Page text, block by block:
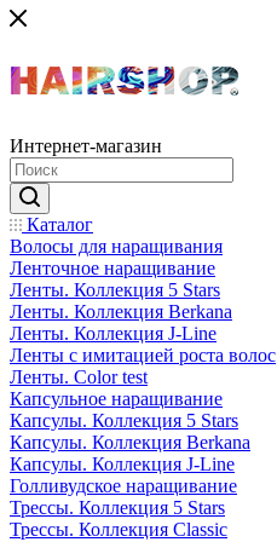
Интернет-магазин
Каталог
Волосы для наращивания
Ленточное наращивание
Ленты. Коллекция 5 Stars
Ленты. Коллекция Berkana
Ленты. Коллекция J-Line
Ленты с имитацией роста волос
Ленты. Color test
Капсульное наращивание
Капсулы. Коллекция 5 Stars
Капсулы. Коллекция Berkana
Капсулы. Коллекция J-Line
Голливудское наращивание
Трессы. Коллекция 5 Stars
Трессы. Коллекция Classic